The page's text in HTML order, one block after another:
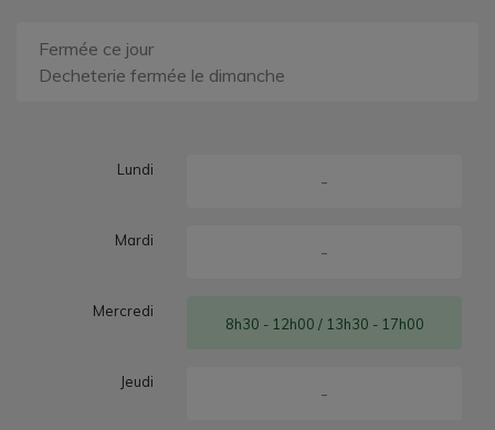
Fermée ce jour
Decheterie fermée le dimanche
Lundi
-
Mardi
-
Mercredi
8h30 - 12h00 / 13h30 - 17h00
Jeudi
-